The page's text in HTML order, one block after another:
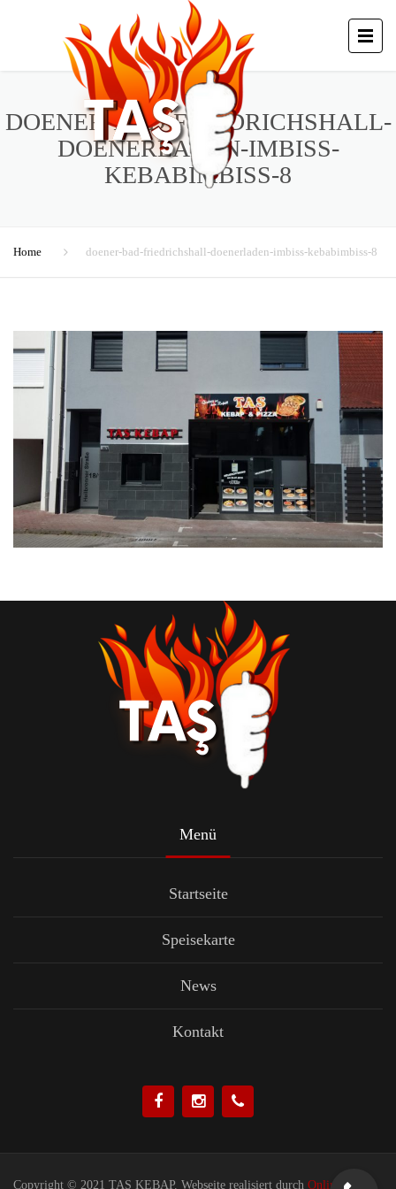
DOENER-BAD-FRIEDRICHSHALL-
DOENERLADEN-IMBISS-
KEBABIMBISS-8
Home doener-bad-friedrichshall-doenerladen-imbiss-kebabimbiss-8
Menü
Startseite
Speisekarte
News
Kontakt
Copyright © 2021 TAS KEBAP. Webseite realisiert durch Online